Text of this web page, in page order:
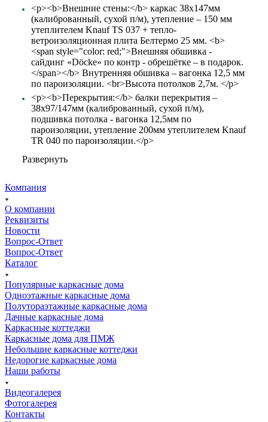
<p><b>Внешние стены:</b> каркас 38х147мм
(калиброванный, сухой п/м), утепление – 150 мм
утеплителем Knauf TS 037 + тепло-
ветроизоляционная плита Белтермо 25 мм. <b>
<span style="color: red;">Внешняя обшивка -
сайдинг «Döcke» по контр - обрешётке – в подарок.
</span></b> Внутренняя обшивка – вагонка 12,5 мм
по пароизоляции. <br>Высота потолков 2,7м. </p>
<p><b>Перекрытия:</b> балки перекрытия –
38х97/147мм (калиброванный, сухой п/м),
подшивка потолка - вагонка 12,5мм по
пароизоляции, утепление 200мм утеплителем Knauf
TR 040 по пароизоляции.</p>
Развернуть
Компания
О компании
Реквизиты
Новости
Вопрос-Ответ
Вопрос-Ответ
Каталог
Популярные каркасные дома
Одноэтажные каркасные дома
Полутораэтажные каркасные дома
Дачные каркасные дома
Каркасные коттеджи
Каркасные дома для ПМЖ
Небольшие каркасные коттеджи
Недорогие каркасные дома
Наши работы
Видеогалерея
Фотогалерея
Контакты